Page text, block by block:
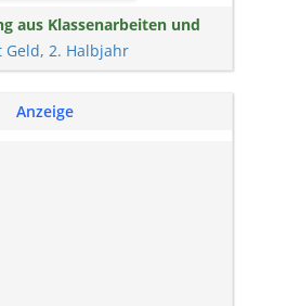
aus Klassenarbeiten und
Geld, 2. Halbjahr
Anzeige